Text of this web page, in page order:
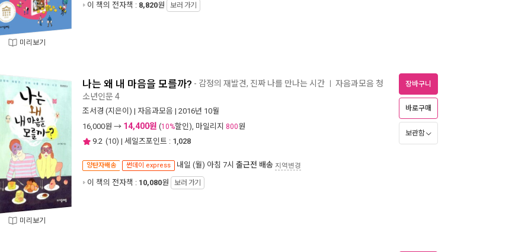
미리보기
이 책의 전자책 : 8,820원 보러 가기
미리보기
나는 왜 내 마음을 모를까? - 감정의 재발견, 진짜 나를 만나는 시간 자음과모음 청
소년인문 4
조서경 (지은이) | 자음과모음 | 2016년 10월
16,000원 → 14,400원 (10%할인), 마일리지 800원
9.2 (10) | 세일즈포인트 : 1,028
양탄자배송 썬데이 express 내일 (월) 아침 7시 출근전 배송 지역변경
이 책의 전자책 : 10,080원 보러 가기
장바구니
바로구매
보관함